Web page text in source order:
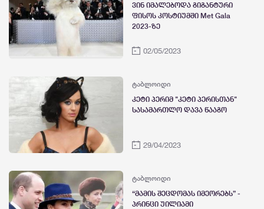
ვინ იმალებოდა გიგანტური
ფისოს კოსტიუმში Met Gala
2023-ზე
02/05/2023
ტაბლოიდი
კეტი პერიმ "კეტი პერისთან"
სასამართლო დავა წააგო
29/04/2023
ტაბლოიდი
“მამის შეცდომას იმეორებს” -
პრინცი უილიამი